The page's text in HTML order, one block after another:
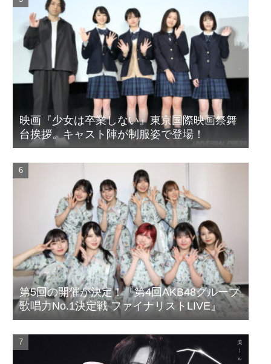
映画『少女は卒業しない』東京国際映画祭舞
台挨拶。キャスト陣が制服姿で登場！
第5回の開催が決定！『第4回AKB48グループ
歌唱力No.1決定戦 ファイナリストLIVE』